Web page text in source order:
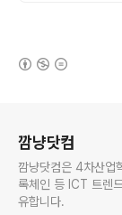
깜냥닷컴
깜냥닷컴은 4차산
록체인 등 ICT 트렌
유합니다.